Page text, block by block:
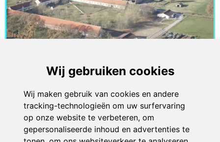
Hoogstraten (Wortel)
Kolonie 35
De Bonte Beestenboel
open in google maps